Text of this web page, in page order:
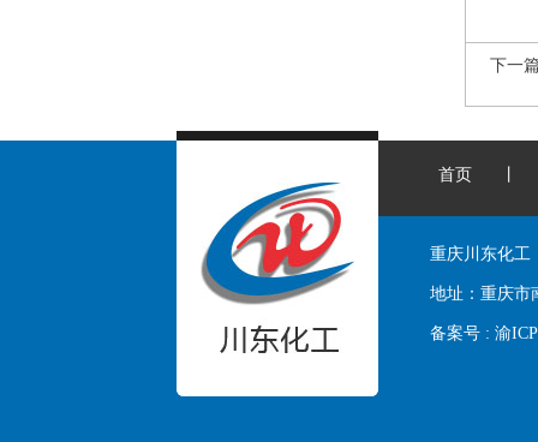
下一
首页
重庆川东化工
地址： 重庆市
备案号 : 渝